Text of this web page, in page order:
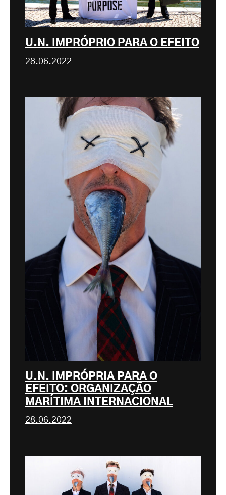
U.N. IMPRÓPRIO PARA O EFEITO
28.06.2022
U.N. IMPRÓPRIA PARA O
EFEITO: ORGANIZAÇÃO
MARÍTIMA INTERNACIONAL
28.06.2022